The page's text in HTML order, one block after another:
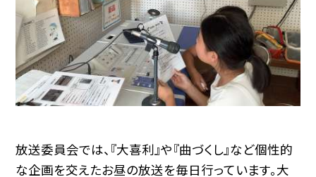
放送委員会では、『大喜利』や『曲づくし』など個性的
な企画を交えたお昼の放送を毎日行っています。大